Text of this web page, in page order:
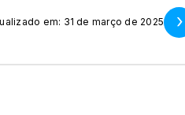
em: 31 de março de 2025